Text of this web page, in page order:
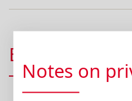
Beiträge
Notes on